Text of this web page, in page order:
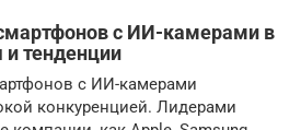
с ИИ-камерами в
и тенденции
с ИИ-камерами
конкуренцией. Лидерами